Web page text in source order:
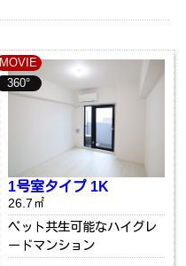
MOVIE
360°
1号室タイプ 1K
26.7㎡
ペット共生可能なハイグレ
ードマンション